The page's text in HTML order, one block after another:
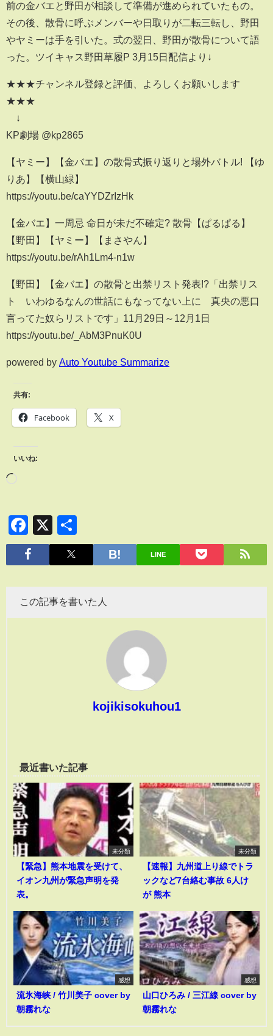
前の金バエと野田が相談して準備が進められていたもの。
その後、散骨に呼ぶメンバーや日取りが二転三転し、野田
やヤミーは手を引いた。式の翌日、野田が散骨について語
った。ツイキャス野田草履P 3月15日配信より↓
★★★チャンネル登録と評価、よろしくお願いします
★★★
↓
KP劇場 @kp2865
【ヤミー】【金バエ】の散骨式振り返りと場外バトル! 【ゆ
りあ】【横山緑】
https://youtu.be/caYYDZrIzHk
【金バエ】一周忌 命日が未だ不確定? 散骨【ぱるぱる】
【野田】【ヤミー】【まさやん】
https://youtu.be/rAh1Lm4-n1w
【野田】【金バエ】の散骨と出禁リスト発表!?「出禁リス
ト いわゆるなんの世話にもなってない上に 真央の悪口
言ってた奴らリストです」11月29日～12月1日
https://youtu.be/_AbM3PnuK0U
powered by Auto Youtube Summarize
共有:
Facebook X
いいね:
Facebook
X
有
LINE
この記事を書いた人
kojikisokuhou1
最近書いた記事
未分類
【緊急】熊本地震を受けて、
イオン九州が緊急声明を発
表。
未分類
【速報】九州道上り線でトラ
ックなど7台絡む事故 6人け
が 熊本
感想
流氷海峡 / 竹川美子 cover by
朝霧れな
感想
山口ひろみ / 三江線 cover by
朝霧れな